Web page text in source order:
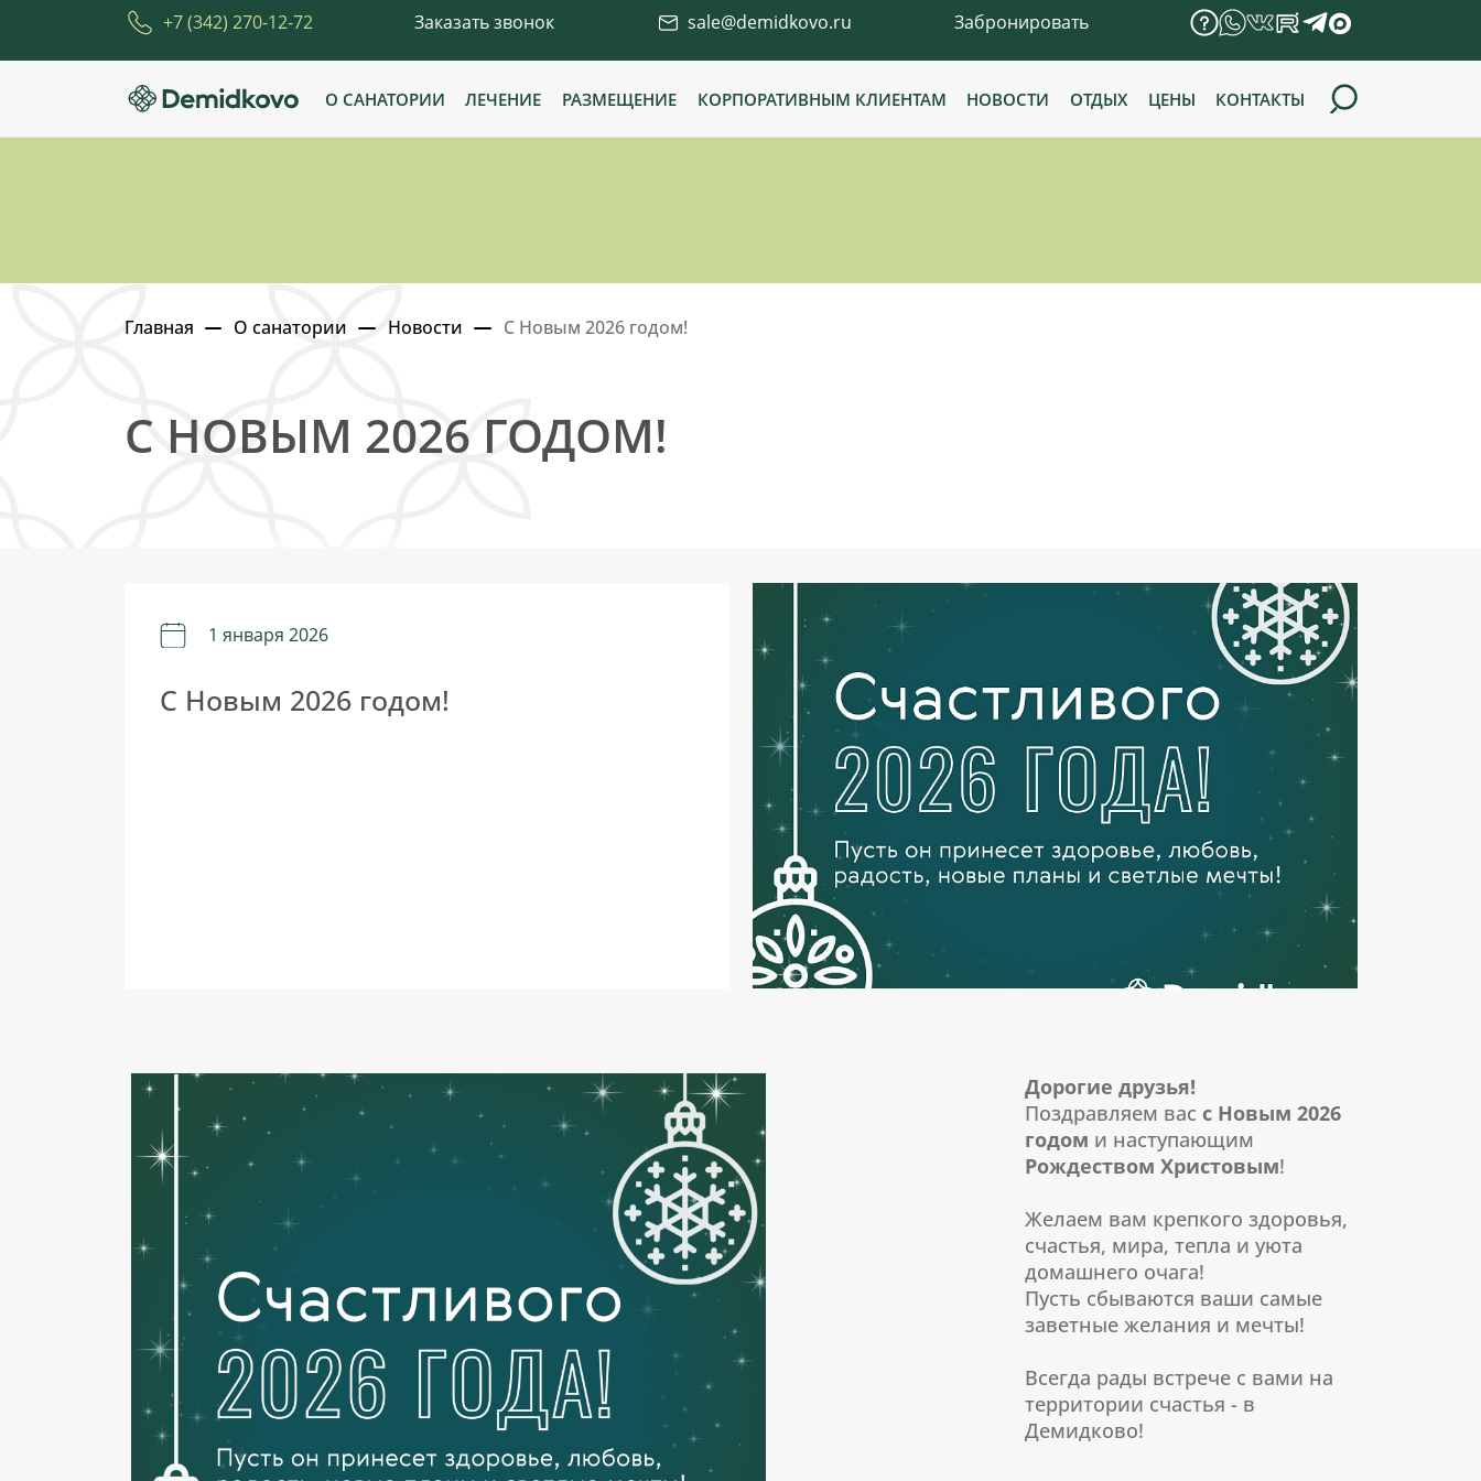
+7 (342) 270-12-72 Заказать звонок sale@demidkovo.ru Забронировать
О САНАТОРИИ ЛЕЧЕНИЕ РАЗМЕЩЕНИЕ КОРПОРАТИВНЫМ КЛИЕНТАМ НОВОСТИ ОТДЫХ ЦЕНЫ КОНТАКТЫ
Главная О санатории Новости С Новым 2026 годом!
С НОВЫМ 2026 ГОДОМ!
1 января 2026
С Новым 2026 годом!
Дорогие друзья!
Поздравляем вас с Новым 2026
годом и наступающим
Рождеством Христовым!
Желаем вам крепкого здоровья,
счастья, мира, тепла и уюта
домашнего очага!
Пусть сбываются ваши самые
заветные желания и мечты!
Всегда рады встрече с вами на
территории счастья - в
Демидково!